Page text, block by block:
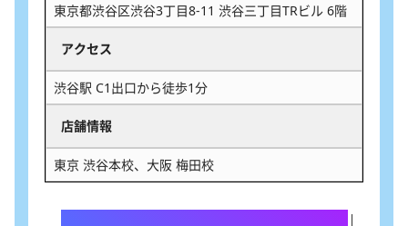
東京都渋谷区渋谷3丁目8-11 渋谷三丁目TRビル 6階
アクセス
渋谷駅 C1出口から徒歩1分
店舗情報
東京 渋谷本校、大阪 梅田校